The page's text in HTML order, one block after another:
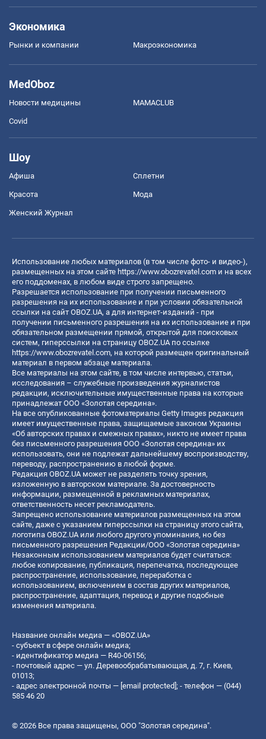
Экономика
Рынки и компании Mакроэкономика
MedOboz
Новости медицины MAMACLUB
Covid
Шоу
Афиша Сплетни
Красота Мода
Женский Журнал
Использование любых материалов (в том числе фото- и видео-),
размещенных на этом сайте https://www.obozrevatel.com и на всех
его поддоменах, в любом виде строго запрещено.
Разрешается использование при получении письменного
разрешения на их использование и при условии обязательной
ссылки на сайт OBOZ.UA, а для интернет-изданий - при
получении письменного разрешения на их использование и при
обязательном размещении прямой, открытой для поисковых
систем, гиперссылки на страницу OBOZ.UA по ссылке
https://www.obozrevatel.com, на которой размещен оригинальный
материал в первом абзаце материала.
Все материалы на этом сайте, в том числе интервью, статьи,
исследования – служебные произведения журналистов
редакции, исключительные имущественные права на которые
принадлежат ООО «Золотая середина».
На все опубликованные фотоматериалы Getty Images редакция
имеет имущественные права, защищаемые законом Украины
«Об авторских правах и смежных правах», никто не имеет права
без письменного разрешения ООО «Золотая середина» их
использовать, они не подлежат дальнейшему воспроизводству,
переводу, распространению в любой форме.
Редакция OBOZ.UA может не разделять точку зрения,
изложенную в авторском материале. За достоверность
информации, размещенной в рекламных материалах,
ответственность несет рекламодатель.
Запрещено использование материалов размещенных на этом
сайте, даже с указанием гиперссылки на страницу этого сайта,
логотипа OBOZ.UA или любого другого упоминания, но без
письменного разрешения Редакции/ООО «Золотая середина»
Незаконным использованием материалов будет считаться:
любое копирование, публикация, перепечатка, последующее
распространение, использование, переработка с
использованием, включением в состав других материалов,
распространение, адаптация, перевод и другие подобные
изменения материала.
Название онлайн медиа — «OBOZ.UA»
- субъект в сфере онлайн медиа;
- идентификатор медиа — R40-06156;
- почтовый адрес — ул. Деревообрабатывающая, д. 7, г. Киев,
01013;
- адрес электронной почты — [email protected] ; - телефон — (044)
585 46 20
© 2026 Все права защищены, ООО "Золотая середина".